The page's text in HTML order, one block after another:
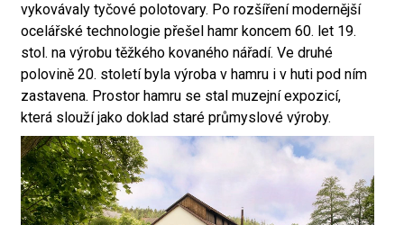
vykovávaly tyčové polotovary. Po rozšíření modernější
ocelářské technologie přešel hamr koncem 60. let 19.
stol. na výrobu těžkého kovaného nářadí. Ve druhé
polovině 20. století byla výroba v hamru i v huti pod ním
zastavena. Prostor hamru se stal muzejní expozicí,
která slouží jako doklad staré průmyslové výroby.